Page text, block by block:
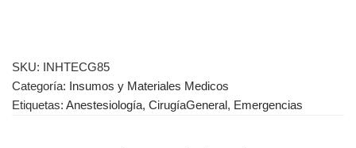
SKU: INHTECG85
Categoría: Insumos y Materiales Medicos
Etiquetas: Anestesiología, CirugíaGeneral, Emergencias